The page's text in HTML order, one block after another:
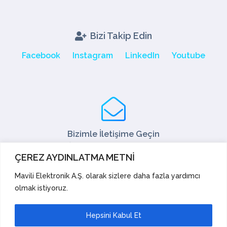
ÇEREZ AYDINLATMA METNİ
Mavili Elektronik A.Ş. olarak sizlere daha fazla yardımcı
olmak istiyoruz.
Hepsini Kabul Et
Bizi Takip Edin
Facebook Instagram LinkedIn Youtube
Bizimle İletişime Geçin
Fax: +90 216 466 45 10
satis@mavili.com.tr
Satış Destek
İhracat
Akademi
Öneri ve Şikayetler